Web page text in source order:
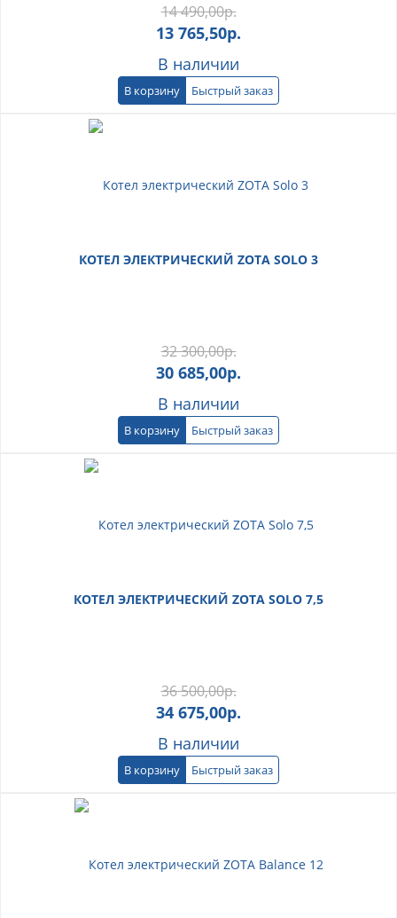
14 490,00р.
13 765,50р.
В наличии
В корзину Быстрый заказ
КОТЕЛ ЭЛЕКТРИЧЕСКИЙ ZOTA SOLO 3
32 300,00р.
30 685,00р.
В наличии
В корзину Быстрый заказ
КОТЕЛ ЭЛЕКТРИЧЕСКИЙ ZOTA SOLO 7,5
36 500,00р.
34 675,00р.
В наличии
В корзину Быстрый заказ